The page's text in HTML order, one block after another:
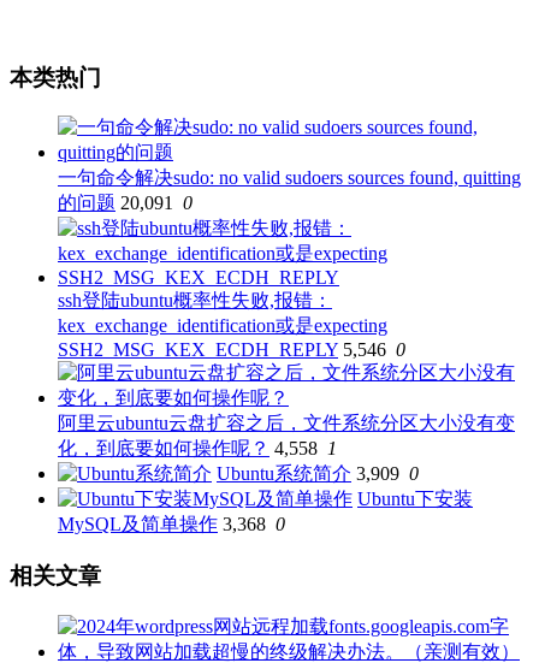
本类热门
一句命令解决sudo: no valid sudoers sources found, quitting
的问题 20,091 0
ssh登陆ubuntu概率性失败,报错：
kex_exchange_identification或是expecting
SSH2_MSG_KEX_ECDH_REPLY 5,546 0
阿里云ubuntu云盘扩容之后，文件系统分区大小没有变
化，到底要如何操作呢？ 4,558 1
Ubuntu系统简介 3,909 0
Ubuntu下安装
MySQL及简单操作 3,368 0
相关文章